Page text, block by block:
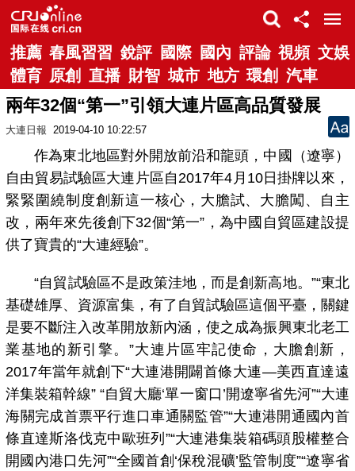
推薦 春風習習 銳評 國際 國內 評論 視頻 文娛
體育 原創 直播 財智 城市 地方 環創 汽車
兩年32個“第一”引領大連片區高品質發展
大連日報 2019-04-10 10:22:57
作為東北地區對外開放前沿和龍頭，中國（遼寧）
自由貿易試驗區大連片區自2017年4月10日掛牌以來，
緊緊圍繞制度創新這一核心，大膽試、大膽闖、自主
改，兩年來先後創下32個“第一”，為中國自貿區建設提
供了寶貴的“大連經驗”。
“自貿試驗區不是政策洼地，而是創新高地。”“東北
基礎雄厚、資源富集，有了自貿試驗區這個平臺，關鍵
是要不斷注入改革開放新內涵，使之成為振興東北老工
業基地的新引擎。”大連片區牢記使命，大膽創新，
2017年當年就創下“大連港開闢首條大連—美西直達遠
洋集裝箱幹線” “自貿大廳‘單一窗口’開遼寧省先河”“大連
海關完成首票平行進口車通關監管”“大連港開通國內首
條直達斯洛伐克中歐班列”“大連港集裝箱碼頭股權整合
開國內港口先河”“全國首創‘保稅混礦’監管制度”“遼寧省